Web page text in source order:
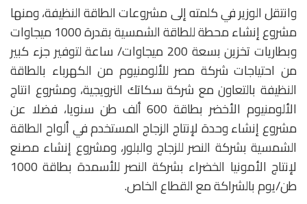
وانتقل الوزير في كلمته إلى مشروعات الطاقة النظيفة، ومنها
مشروع إنشاء محطة للطاقة الشمسية بقدرة 1000 ميجاوات
وبطاريات تخزين بسعة 200 ميجاوات/ ساعة لتوفير جزء كبير
من احتياجات شركة مصر للألومنيوم ‎من الكهرباء بالطاقة
النظيفة بالتعاون مع شركة سكاتك النرويجية، ومشروع انتاج
الألومنيوم الأخضر بطاقة 600 ألف طن سنويا، فضلا عن
مشروع إنشاء وحدة لإنتاج الزجاج المستخدم في ألواح الطاقة
الشمسية بشركة النصر للزجاج والبلور، ومشروع إنشاء مصنع
لإنتاج الأمونيا الخضراء بشركة النصر للأسمدة بطاقة 1000
طن/يوم بالشراكة مع القطاع الخاص.